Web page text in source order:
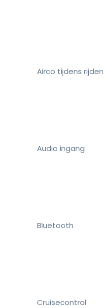
Airco tijdens rijden
Audio ingang
Bluetooth
Cruisecontrol